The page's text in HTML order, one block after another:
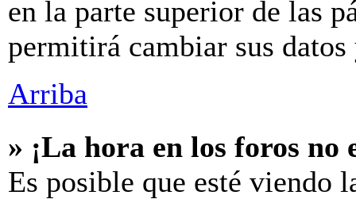
en la parte superior de las
permitirá cambiar sus
Arriba
» ¡La hora en los foros no
Es posible que esté viendo